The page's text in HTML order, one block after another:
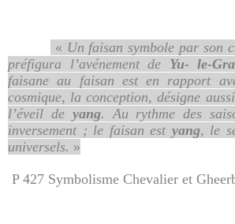
« Un faisan symbole par son
préfigura l’avénement de Yu- le-
faisane au faisan est en rapport
cosmique, la conception, désigne
l’éveil de yang. Au rythme des
inversement ; le faisan est yang, le
universels. »
P 427 Symbolisme Chevalier et